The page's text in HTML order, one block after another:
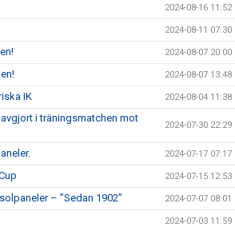
2024-08-16 11:52
2024-08-11 07:30
2024-08-07 20:00
2024-08-07 13:48
IK 2024-08-04 11:38
i träningsmatchen mot
2024-07-30 22:29
2024-07-17 07:17
2024-07-15 12:53
– ”Sedan 1902” 2024-07-07 08:01
2024-07-03 11:59